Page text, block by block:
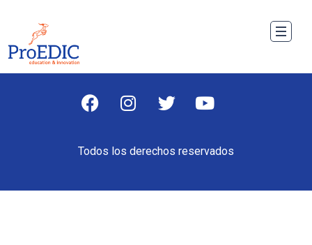
Todos los derechos reservados